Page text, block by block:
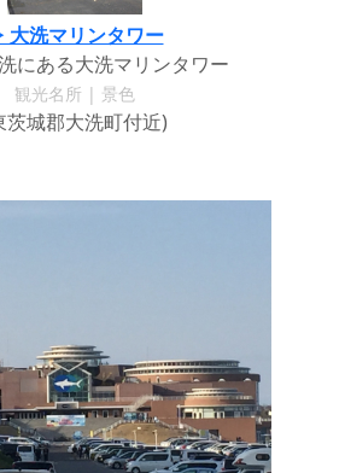
洗マリンタワー
にある大洗マリンタワー
観光名所 | 景色
茨城郡大洗町付近)